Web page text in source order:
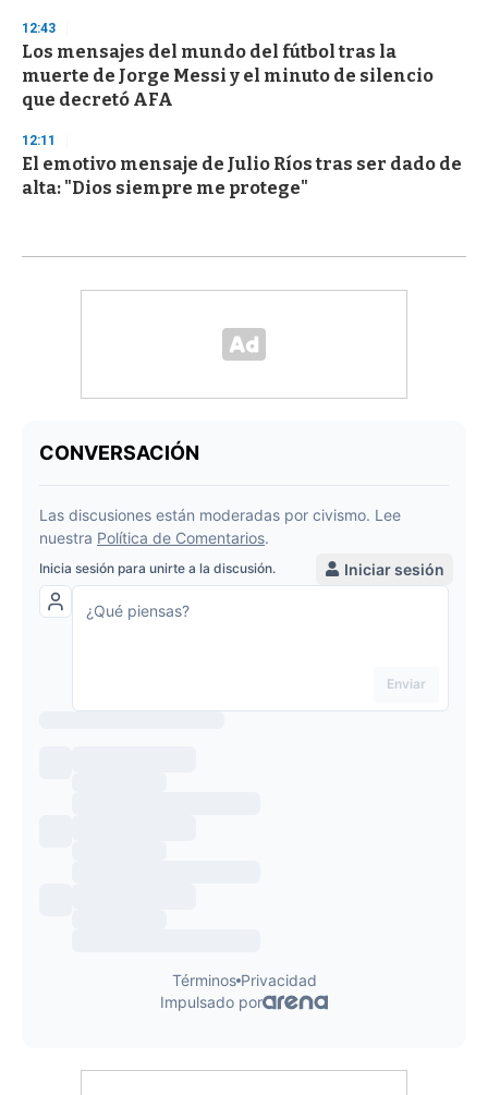
12:43
Los mensajes del mundo del fútbol tras la
muerte de Jorge Messi y el minuto de silencio
que decretó AFA
12:11
El emotivo mensaje de Julio Ríos tras ser dado de
alta: "Dios siempre me protege"